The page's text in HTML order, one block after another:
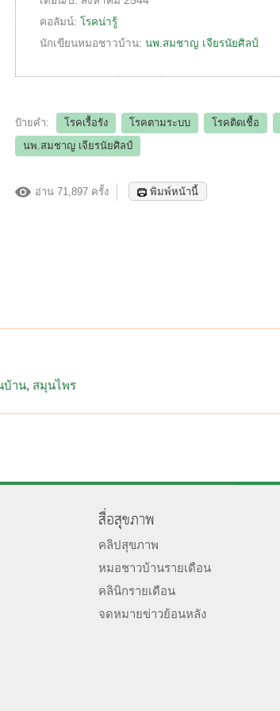
คอลัมน์: โรคน่ารู้
นักเขียนหมอชาวบ้าน: นพ.สมชาญ เจียรนัยศิลป์
ป้ายคำ: โรคเรื้อรัง โรคตามระบบ โรคติดเชื้อ
นพ.สมชาญ เจียรนัยศิลป์
อ่าน 71,897 ครั้ง พิมพ์หน้านี้
บ้าน สมุนไพร
สื่อสุขภาพ
คลิปสุขภาพ
หมอชาวบ้านรายเดือน
คลินิกรายเดือน
จดหมายข่าวย้อนหลัง